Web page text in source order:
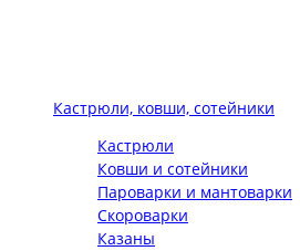
Кастрюли, ковши, сотейники
Кастрюли
Ковши и сотейники
Пароварки и мантоварки
Скороварки
Казаны